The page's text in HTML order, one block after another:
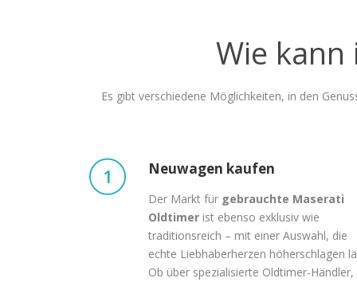
Wie
Es gibt verschiedene Möglichkeiten, in den
Neuwagen kaufen
Der Markt für gebrauchte Maserati
Oldtimer ist ebenso exklusiv wie
traditionsreich – mit einer Auswahl, die
echte Liebhaberherzen höherschlagen
Ob über spezialisierte Oldtimer-